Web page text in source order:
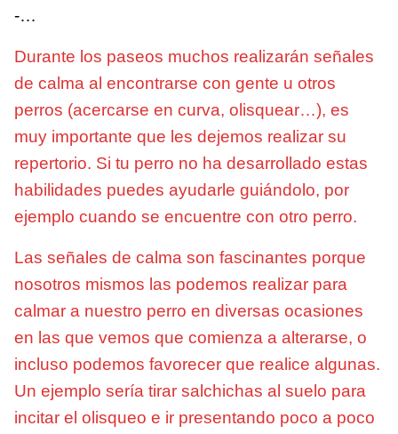
-…
Durante los paseos muchos realizarán señales
de calma al encontrarse con gente u otros
perros (acercarse en curva, olisquear…), es
muy importante que les dejemos realizar su
repertorio. Si tu perro no ha desarrollado estas
habilidades puedes ayudarle guiándolo, por
ejemplo cuando se encuentre con otro perro.
Las señales de calma son fascinantes porque
nosotros mismos las podemos realizar para
calmar a nuestro perro en diversas ocasiones
en las que vemos que comienza a alterarse, o
incluso podemos favorecer que realice algunas.
Un ejemplo sería tirar salchichas al suelo para
incitar el olisqueo e ir presentando poco a poco